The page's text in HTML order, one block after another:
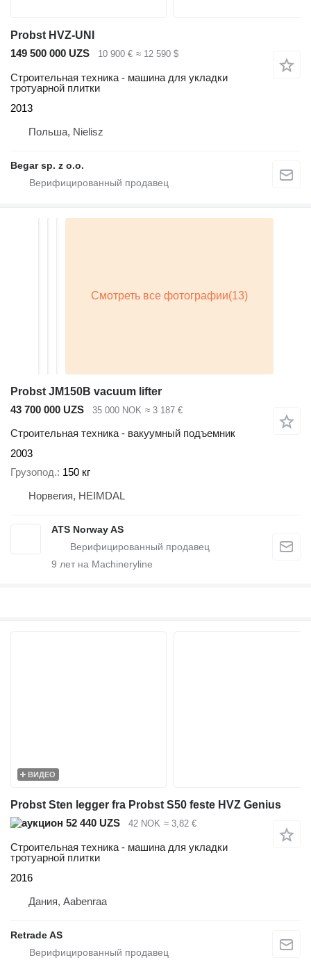
Probst HVZ-UNI
149 500 000 UZS
10 900 € ≈ 12 590 $
Строительная техника - машина для укладки
тротуарной плитки
2013
Польша, Nielisz
Begar sp. z o.o.
Probst JM150B vacuum lifter
43 700 000 UZS
35 000 NOK ≈ 3 187 €
Строительная техника - вакуумный подъемник
2003
Грузопод. 150 кг
Норвегия, HEIMDAL
ATS Norway AS
9 лет на Machineryline
ВИДЕО
Probst Sten legger fra Probst S50 feste HVZ Genius
52 440 UZS
42 NOK ≈ 3,82 €
Строительная техника - машина для укладки
тротуарной плитки
2016
Дания, Aabenraa
Retrade AS